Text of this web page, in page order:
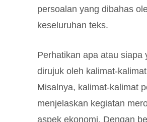
persoalan yang dibahas
keseluruhan teks.
Perhatikan apa atau siapa
dirujuk oleh kalimat-
Misalnya, kalimat-kalimat
menjelaskan kegiatan
aspek ekonomi. Dengan